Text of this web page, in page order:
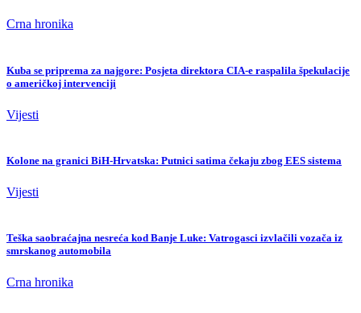
Crna hronika
Kuba se priprema za najgore: Posjeta direktora CIA-e raspalila špekulacije
o američkoj intervenciji
Vijesti
Kolone na granici BiH-Hrvatska: Putnici satima čekaju zbog EES sistema
Vijesti
Teška saobraćajna nesreća kod Banje Luke: Vatrogasci izvlačili vozača iz
smrskanog automobila
Crna hronika